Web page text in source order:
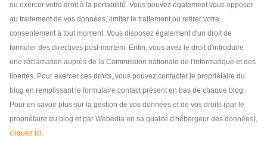
ou exercer votre droit à la portabilité. Vous pouvez également vous opposer
au traitement de vos données, limiter le traitement ou retirer votre
consentement à tout moment. Vous disposez également d'un droit de
formuler des directives post-mortem. Enfin, vous avez le droit d'introduire
une réclamation auprès de la Commission nationale de l'informatique et des
libertés. Pour exercer ces droits, vous pouvez contacter le propriétaire du
blog en remplissant le formulaire contact présent en bas de chaque blog.
Pour en savoir plus sur la gestion de vos données et de vos droits (par le
propriétaire du blog et par Webedia en sa qualité d'hébergeur des données),
cliquez ici.